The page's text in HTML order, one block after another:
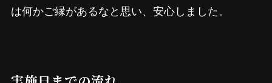
は何かご縁があるなと思い、安心しました。